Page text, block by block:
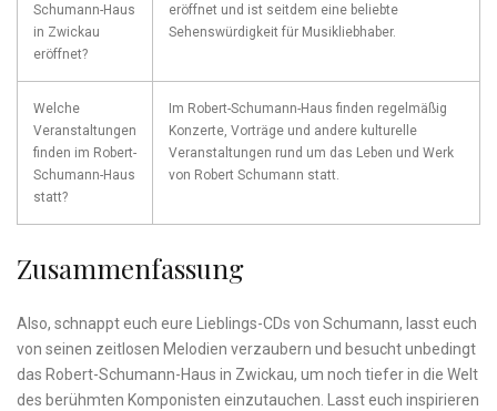
Schumann-Haus
in Zwickau
eröffnet?
eröffnet und ist seitdem⁤ eine beliebte
Sehenswürdigkeit für Musikliebhaber.
Welche
Veranstaltungen
finden⁤ im Robert-
Schumann-Haus
statt?
Im Robert-Schumann-Haus finden regelmäßig
Konzerte,⁤ Vorträge und ​andere kulturelle⁣
Veranstaltungen ‍rund um das ⁣Leben und Werk
von ⁢Robert Schumann⁣ statt.
Zusammenfassung
Also, ‍schnappt ⁢euch eure Lieblings-CDs von ​Schumann,⁢ lasst‍ euch
von seinen zeitlosen Melodien verzaubern⁤ und besucht unbedingt
⁤das Robert-Schumann-Haus in Zwickau, um noch tiefer in⁣ die Welt
des berühmten Komponisten einzutauchen. ⁤Lasst euch inspirieren